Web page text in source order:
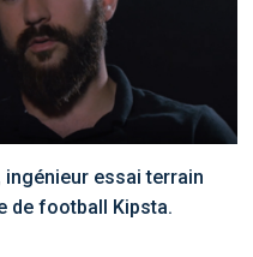
ingénieur essai terrain
de football Kipsta.